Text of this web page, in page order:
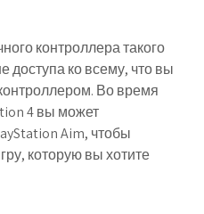
контроллера такого
доступа ко всему, что вы
Во время
4 вы может
Aim, чтобы
которую вы хотите